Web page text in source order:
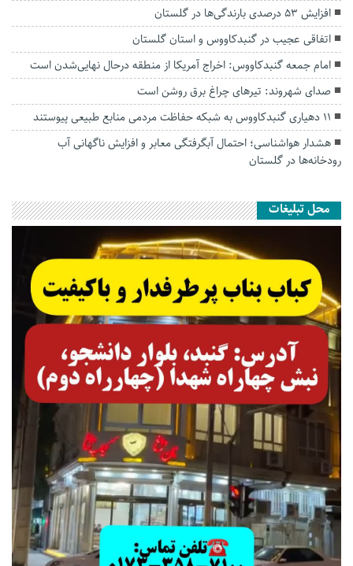
افزایش ۵۳ درصدی بارندگی‌ها در گلستان
اتفاقی عجیب در‌ گنبدکاووس و استان گلستان
امام جمعه گنبدکاووس: اخراج آمریکا از منطقه درحال نهایی‌شدن است
صدای شهروند: تیرهای چراغ برق روشن است
۱۱ دهیاری گنبدکاووس به شبکه حفاظت مردمی منابع طبیعی پیوستند
هشدار هواشناسی؛ احتمال آبگرفتگی معابر و افزایش ناگهانی آب
رودخانه‌ها در گلستان
محل تبلیغات